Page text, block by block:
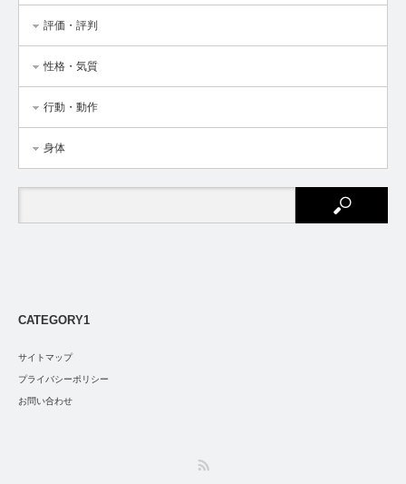
評価・評判
性格・気質
行動・動作
身体
CATEGORY1
サイトマップ
プライバシーポリシー
お問い合わせ